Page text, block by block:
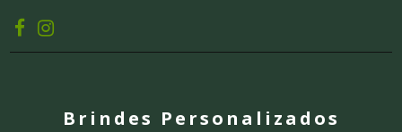
Brindes Personalizados